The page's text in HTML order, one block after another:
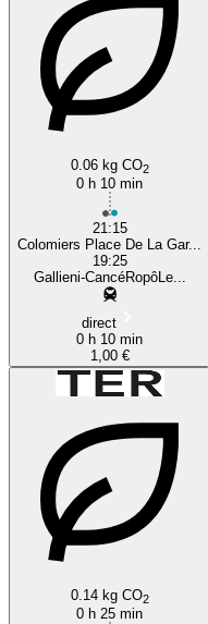
0.06 kg CO2
0 h 10 min
21:15
Colomiers Place De La Gar...
19:25
Gallieni-CancéRopôLe...
direct
0 h 10 min
1,00 €
0.14 kg CO2
0 h 25 min